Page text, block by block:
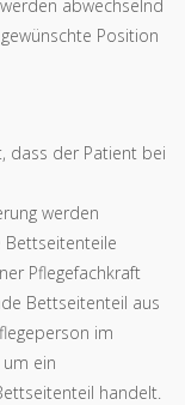
abwechselnd
Position
dass der Patient bei
werden
Bettseitenteile
Pflegefachkraft
Bettseitenteil aus
im
ein
handelt.